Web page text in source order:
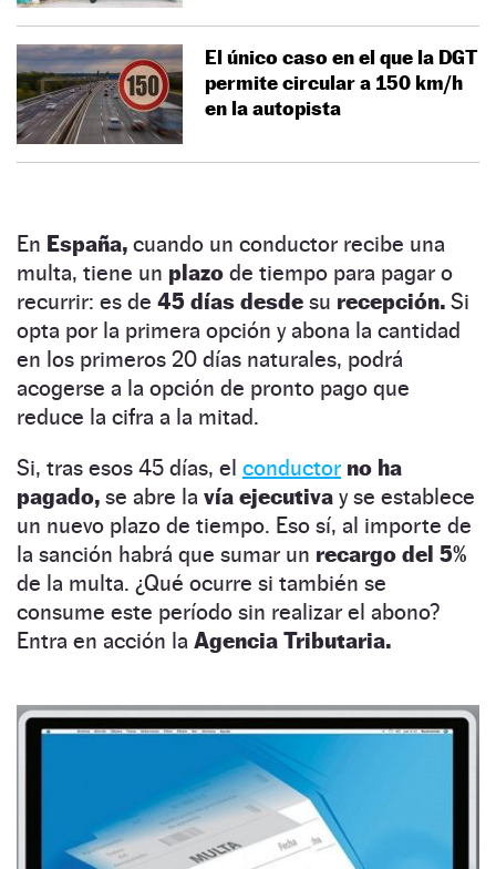
El único caso en el que la DGT
permite circular a 150 km/h
en la autopista
En España, cuando un conductor recibe una
multa, tiene un plazo de tiempo para pagar o
recurrir: es de 45 días desde su recepción. Si
opta por la primera opción y abona la cantidad
en los primeros 20 días naturales, podrá
acogerse a la opción de pronto pago que
reduce la cifra a la mitad.
Si, tras esos 45 días, el conductor no ha
pagado, se abre la vía ejecutiva y se establece
un nuevo plazo de tiempo. Eso sí, al importe de
la sanción habrá que sumar un recargo del 5%
de la multa. ¿Qué ocurre si también se
consume este período sin realizar el abono?
Entra en acción la Agencia Tributaria.